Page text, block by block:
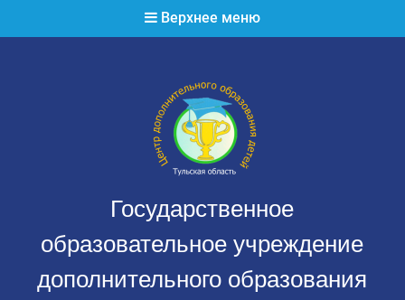
Верхнее меню
Государственное
образовательное учреждение
дополнительного образования